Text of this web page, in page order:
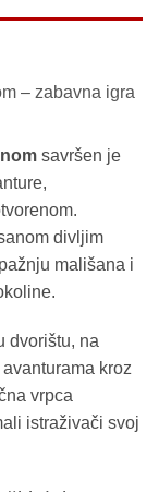
– zabavna igra
savršen je
divljim
mališana i
dvorištu, na
kroz
vrpca
istraživači svoj